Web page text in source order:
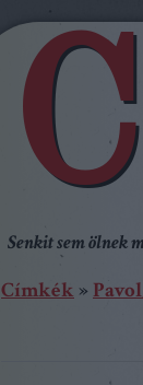
Senkit sem ölnek
Címkék »